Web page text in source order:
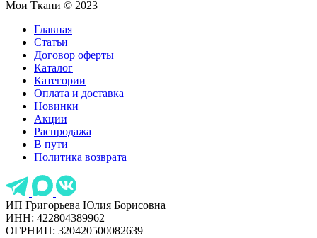
Мои Ткани © 2023
Главная
Статьи
Договор оферты
Каталог
Категории
Оплата и доставка
Новинки
Акции
Распродажа
В пути
Политика возврата
ИП Григорьева Юлия Борисовна
ИНН: 422804389962
ОГРНИП: 320420500082639